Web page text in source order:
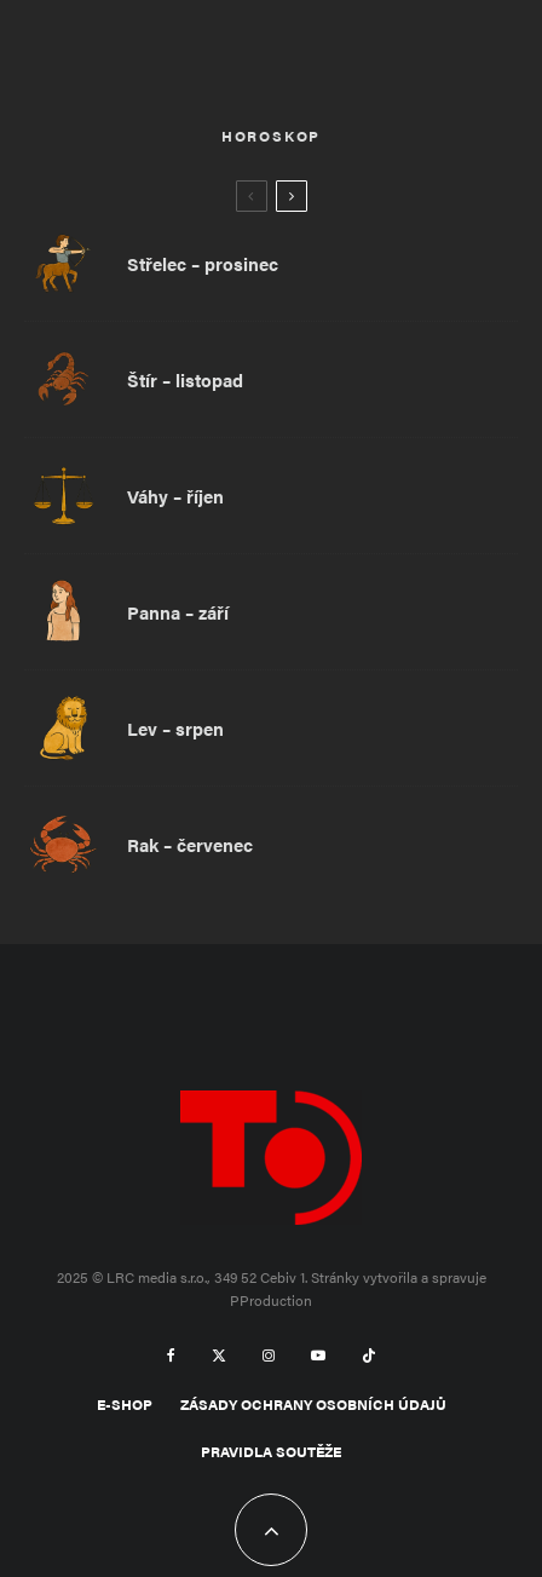
HOROSKOP
Střelec – prosinec
Štír – listopad
Váhy – říjen
Panna – září
Lev – srpen
Rak – červenec
2025 © LRC media s.r.o., 349 52 Cebiv 1.Stránky vytvořila a spravuje
PProduction
E-SHOP ZÁSADY OCHRANY OSOBNÍCH ÚDAJŮ
PRAVIDLA SOUTĚŽE